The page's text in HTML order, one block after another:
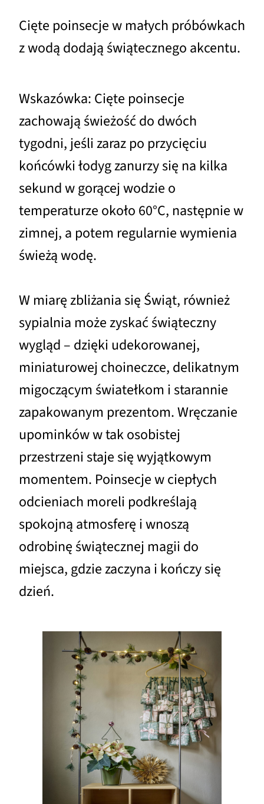
Cięte poinsecje w małych próbówkach
z wodą dodają świątecznego akcentu.
Wskazówka: Cięte poinsecje
zachowają świeżość do dwóch
tygodni, jeśli zaraz po przycięciu
końcówki łodyg zanurzy się na kilka
sekund w gorącej wodzie o
temperaturze około 60°C, następnie w
zimnej, a potem regularnie wymienia
świeżą wodę.
W miarę zbliżania się Świąt, również
sypialnia może zyskać świąteczny
wygląd – dzięki udekorowanej,
miniaturowej choineczce, delikatnym
migoczącym światełkom i starannie
zapakowanym prezentom. Wręczanie
upominków w tak osobistej
przestrzeni staje się wyjątkowym
momentem. Poinsecje w ciepłych
odcieniach moreli podkreślają
spokojną atmosferę i wnoszą
odrobinę świątecznej magii do
miejsca, gdzie zaczyna i kończy się
dzień.